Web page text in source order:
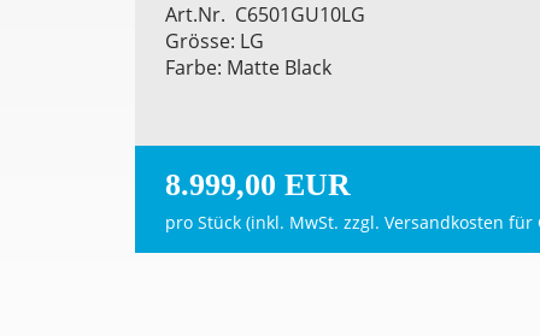
Art.Nr. C6501GU10LG
Grösse: LG
Farbe: Matte Black
8.999,00 EUR
pro Stück (inkl. MwSt. zzgl. Versandkosten für